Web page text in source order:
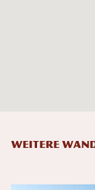
Weitere